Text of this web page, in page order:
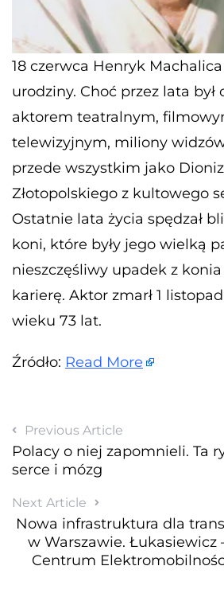
18 czerwca Henryk
urodziny. Choć przez lata był
aktorem teatralnym,
telewizyjnym, miliony
przede wszystkim jako
Złotopolskiego z kultowego
Ostatnie lata życia spędzał
koni, które były jego wielką
nieszczęśliwy upadek z
karierę. Aktor zmarł 1
wieku 73 lat.
Źródło: Read More
Previous Article
Polacy o niej zapomnieli. Ta
serce i mózg
Next Article
Nowa infrastruktura dla
w Warszawie. Łukasiewicz
Centrum